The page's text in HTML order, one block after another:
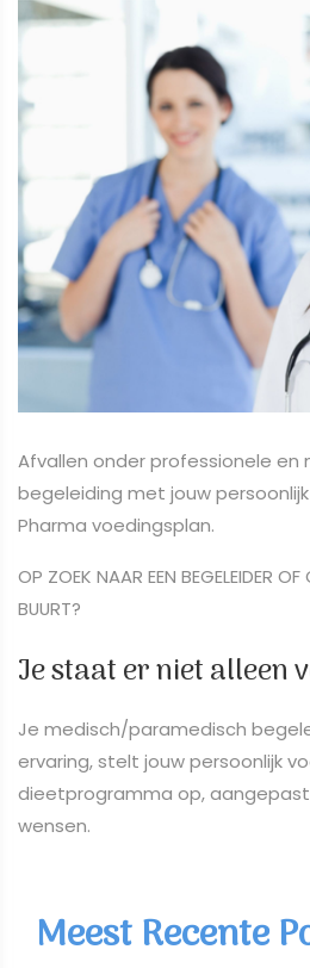
Afvallen onder professionele en
begeleiding met jouw
Pharma voedingsplan.
OP ZOEK NAAR EEN BEGELEIDER
BUURT?
Je staat er niet alleen
​​​​​​​Je medisch/paramedisch
ervaring, stelt jouw persoonlijk
dieetprogramma op,
wensen.
Meest Recente